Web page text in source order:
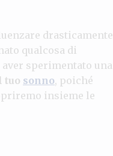
drasticamente
qualcosa di
sperimentato una
tuo sonno, poiché
insieme le